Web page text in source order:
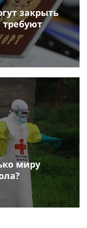
закрыть
требуют
миру